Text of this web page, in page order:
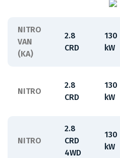
NITRO
VAN
(KA)
2.8
CRD
130
kW
NITRO
2.8
CRD
130
kW
NITRO
2.8
CRD
4WD
130
kW